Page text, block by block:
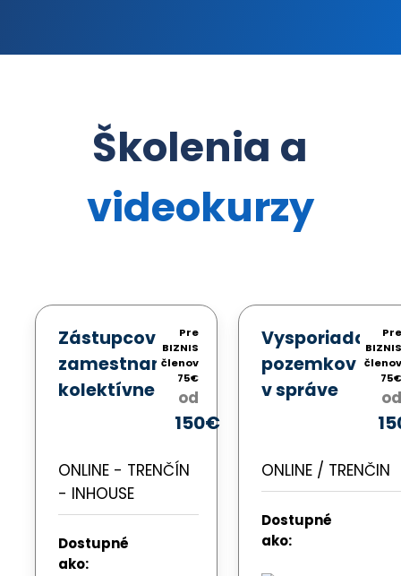
Školenia a
videokurzy
Zástupcovia
zamestnancov,
kolektívne
vyjednávanie
Pre
BIZNIS
členov
75€
od
150€
ONLINE - TRENČÍN
- INHOUSE
Dostupné
ako:
Vysporiadanie
pozemkov
v správe
s neznámym
vlastníkom
Pre
BIZNIS
členov
75€
od
ONLINE / TRENČIN
Dostupné
ako: